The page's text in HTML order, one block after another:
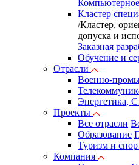
Кластер
/Кластер,
допуска и
Заказная
Обучение и
Отрасли
Военно-
Энергетика,
Проекты
Все отрасли
Образование
Туризм и
Компания